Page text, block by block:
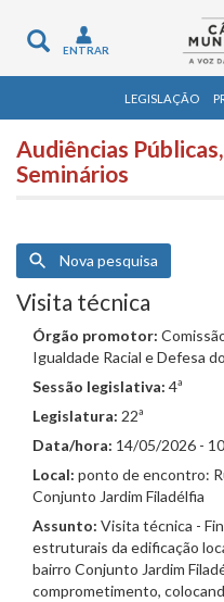
Toggle
navigation
ENTRAR
LEGISLAÇÃO
Audiências
Seminários
Nova pesquisa
Visita técnica
Órgão promotor:
Igualdade Racial e Defesa
Sessão legislativa: 4ª
Legislatura: 22ª
Data/hora: 14/05/2026 -
Local: ponto de encontro:
Conjunto Jardim Filadélfia
Assunto: Visita técnica -
estruturais da edificação
bairro Conjunto Jardim
comprometimento,